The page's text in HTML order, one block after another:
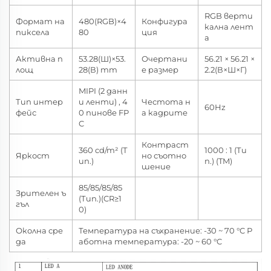
Формат на
пиксела
480(RGB)×4
80
Конфигура
ция
RGB верти
кална лент
а
Активна п
лощ
53.28(Ш)×53.
28(В) mm
Очертани
е размер
56.21 × 56.21 ×
2.2(В×Ш×Г)
Тип интер
фейс
MIPI (2 данн
и ленти) , 4
0 пинове FP
C
Честота н
а кадрите
60Hz
Яркост
360 cd/m² (Т
ип.)
Контраст
но съотно
шение
1000 : 1 (Ти
п.) (TM)
Зрителен ъ
гъл
85/85/85/85
(Тип.)(CR≥1
0)
Околна сре
да
Температура на съхранение: -30 ~ 70 °C Р
аботна температура: -20 ~ 60 °C